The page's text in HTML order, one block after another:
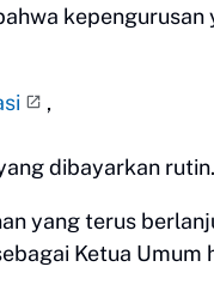
,
dibayarkan rutin.
yang terus
Ketua Umum